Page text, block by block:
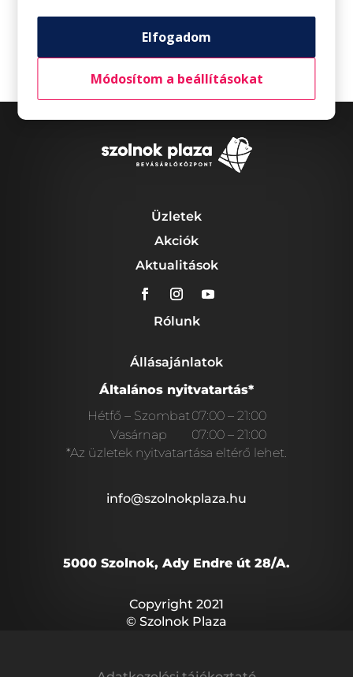
Üzletek
Akciók
Aktualitások
Rólunk
Állásajánlatok
Általános nyitvatartás*
Hétfő – Szombat07:00 – 21:00
Vasárnap
07:00 – 21:00
*Az üzletek nyitvatartása eltérő lehet.
info@szolnokplaza.hu
5000 Szolnok, Ady Endre út 28/A.
Copyright 2021
© Szolnok Plaza
Elfogadom
Módosítom a beállításokat